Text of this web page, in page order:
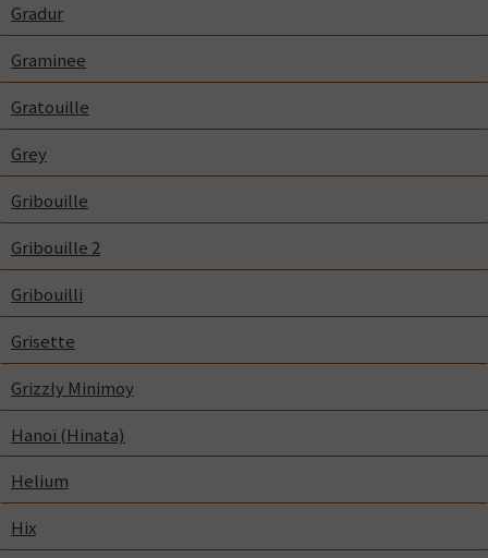
Gradur
Graminee
Gratouille
Grey
Gribouille
Gribouille 2
Gribouilli
Grisette
Grizzly Minimoy
Hanoï (Hinata)
Helium
Hix